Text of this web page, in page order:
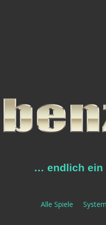
… endlich ein
Alle Spiele